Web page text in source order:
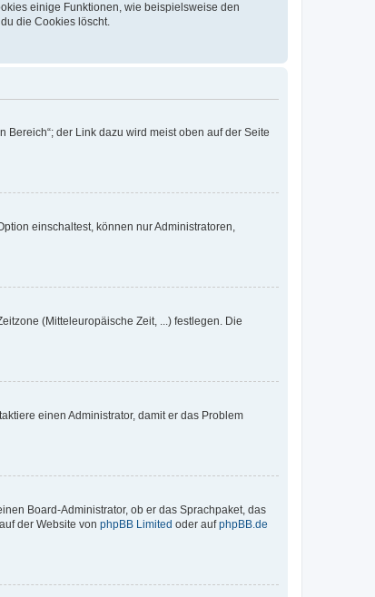
einige Funktionen, wie beispielsweise den
die Cookies löscht.
der Link dazu wird meist oben auf der Seite
einschaltest, können nur Administratoren,
(Mitteleuropäische Zeit, ...) festlegen. Die
einen Administrator, damit er das Problem
Board-Administrator, ob er das Sprachpaket, das
der Website von phpBB Limited oder aufphpBB.de